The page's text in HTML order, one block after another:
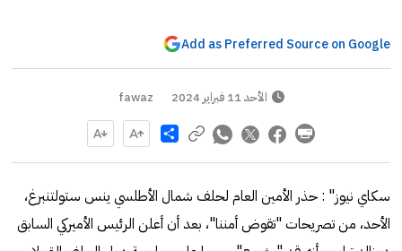
Add as Preferred Source on Google
الأحد 11 فبراير 2024 fawaz
Share
سكاي نيوز" : حذر الأمين العام لحلف شمال الأطلسي ينس ستولتنبرغ،
الأحد، من تصريحات "تقوض أمننا"، بعد أن أعلن الرئيس الأميركي السابق